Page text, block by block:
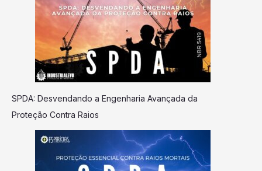
SPDA: Desvendando a Engenharia Avançada da
Proteção Contra Raios